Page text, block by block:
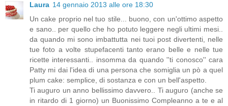
Laura 14 gennaio 2013 alle ore 18:30
Un cake proprio nel tuo stile... buono, con un'ottimo aspetto
e sano.. per quello che ho potuto leggere negli ultimi mesi..
da quando mi sono imbattutta nei tuoi post divertenti, nelle
tue foto a volte stupefacenti tanto erano belle e nelle tue
ricette interessanti.. insomma da quando ''ti conosco'' cara
Patty mi dai l'idea di una persona che somiglia un pò a quel
plum cake: semplice, di sostanza e con un bell'aspetto.
Ti auguro un anno bellissimo davvero.. Ti auguro (anche se
in ritardo di 1 giorno) un Buonissimo Compleanno a te e al